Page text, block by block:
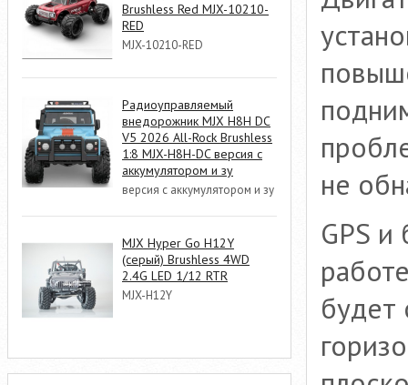
Brushless Red MJX-10210-
RED
MJX-10210-RED
Радиоуправляемый
внедорожник MJX H8H DC
V5 2026 All-Rock Brushless
1:8 MJX-H8H-DC версия с
аккумулятором и зу
версия с аккумулятором и зу
MJX Hyper Go H12Y
(серый) Brushless 4WD
2.4G LED 1/12 RTR
MJX-H12Y
не
GPS
будет